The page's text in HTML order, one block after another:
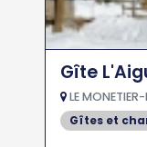
Gîte
LE
Gîtes et